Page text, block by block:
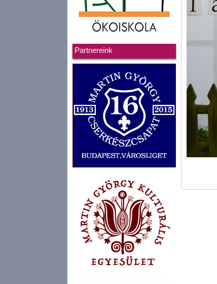
Partnereink